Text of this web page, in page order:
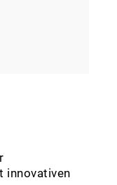
innovativen